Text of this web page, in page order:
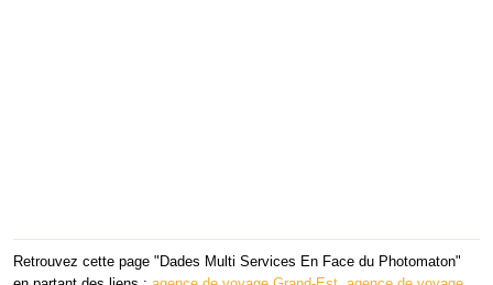
Retrouvez cette page "Dades Multi Services En Face du Photomaton"